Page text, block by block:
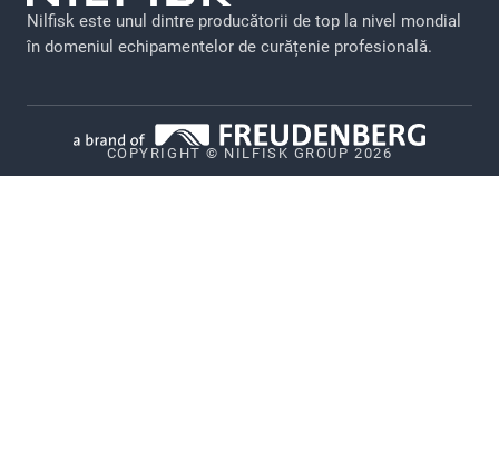
Politică de confidențialitate
Whistleblower System
Nilfisk este unul dintre producătorii de top la nivel mondial
în domeniul echipamentelor de curățenie profesională.
COPYRIGHT © NILFISK GROUP 2026